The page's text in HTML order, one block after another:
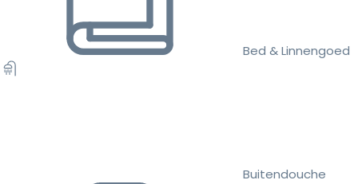
Bed & Linnengoed
Buitendouche